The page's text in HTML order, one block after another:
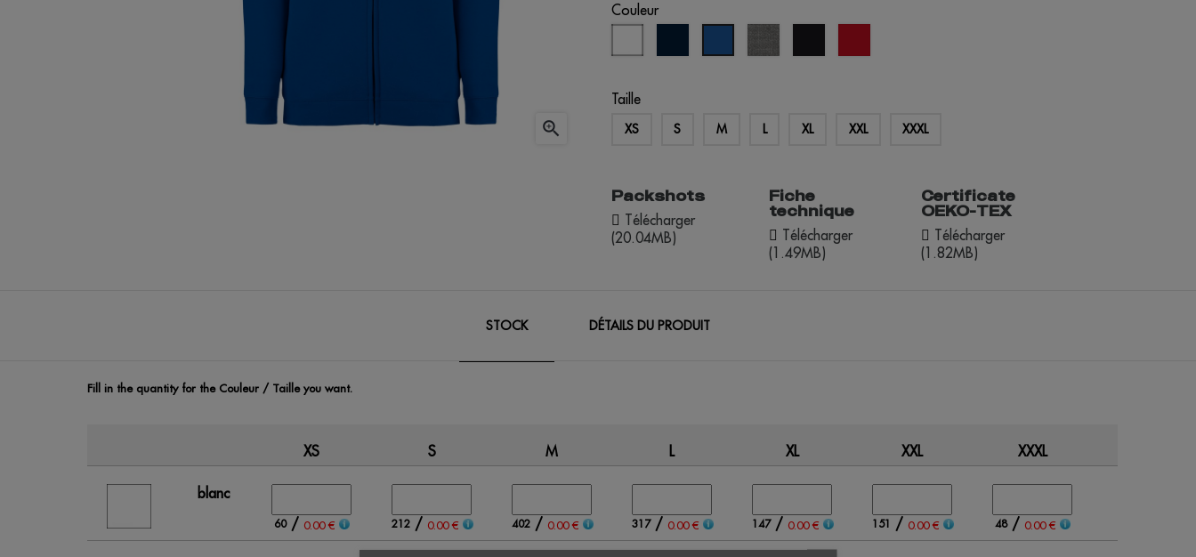

Couleur
marine royal
Taille
XS S M L XL XXL XXXL
Packshots
Télécharger
(20.04MB)
Fiche
technique
Télécharger
(1.49MB)
Certificate
OEKO-TEX
Télécharger
(1.82MB)
STOCK DÉTAILS DU PRODUIT
Fill in the quantity for the Couleur / Taille you want.
XS S M L XL XXL XXXL
blanc
60/ 0.00 € 212 / 0.00 € 402 / 0.00 € 317/ 0.00 € 147/ 0.00 € 151 / 0.00 € 48/ 0.00 €